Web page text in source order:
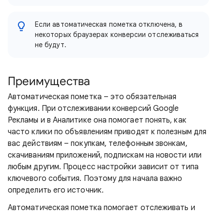
Если автоматическая пометка отключена, в
некоторых браузерах конверсии отслеживаться
не будут.
Преимущества
Автоматическая пометка – это обязательная
функция. При отслеживании конверсий Google
Рекламы и в Аналитике она помогает понять, как
часто клики по объявлениям приводят к полезным для
вас действиям – покупкам, телефонным звонкам,
скачиваниям приложений, подпискам на новости или
любым другим. Процесс настройки зависит от типа
ключевого события. Поэтому для начала важно
определить его источник.
Автоматическая пометка помогает отслеживать и